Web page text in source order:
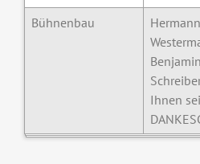
Bühnenbau
Ihnen